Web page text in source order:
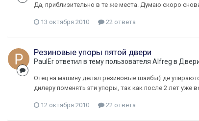
Да, приблизительно в те же места. Думаю скоро
13 октября 2010 22 ответа
Резиновые упоры пятой двери
PaulErответил в тему пользователя Alfreg в
Отец на машину делал резиновые шайбы(где
дилеру поменять эти упоры, так как после 2 лет
12 октября 2010 22 ответа